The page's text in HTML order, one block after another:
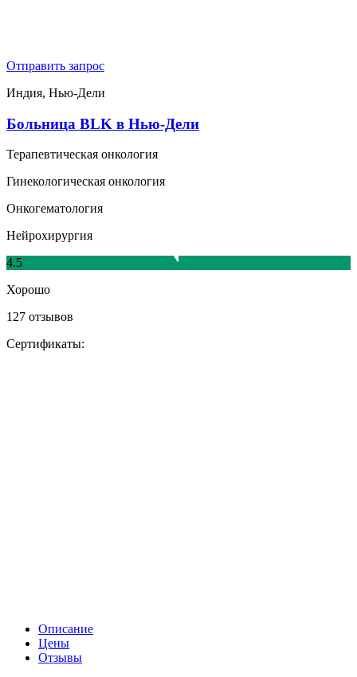
Отправить запрос
Индия, Нью-Дели
Больница BLK в Нью-Дели
Терапевтическая онкология
Гинекологическая онкология
Онкогематология
Нейрохирургия
4.5
Хорошо
127 отзывов
Сертификаты:
Описание
Цены
Отзывы